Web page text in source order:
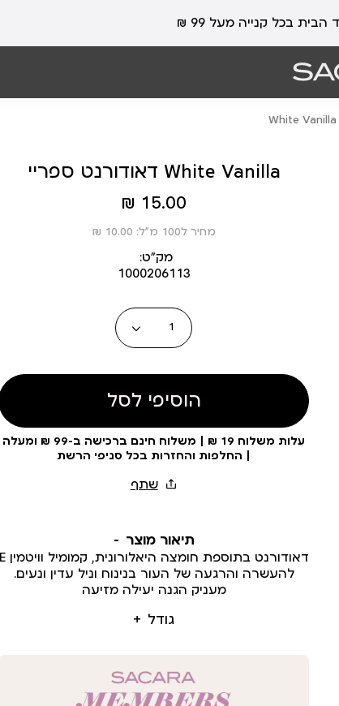
דאודורנט ספריי White Vanilla
מחיר
מוצר
15.00 ₪
מחיר ל100 מ”ל: 10.00 ₪
מק״ט:
1000206113
כמות
הוסיפי לסל
עלות משלוח 19 ₪ | משלוח חינם ברכישה ב-99 ₪ ומעלה
| החלפות והחזרות בכל סניפי הרשת
תיאור מוצר
גודל
דאודורנט בתוספת חומצה היאלורונית, קמומיל וויטמין E
להעשרה והרגעה של העור בנינוח וניל עדין ונעים.
מעניק הגנה יעילה מזיעה